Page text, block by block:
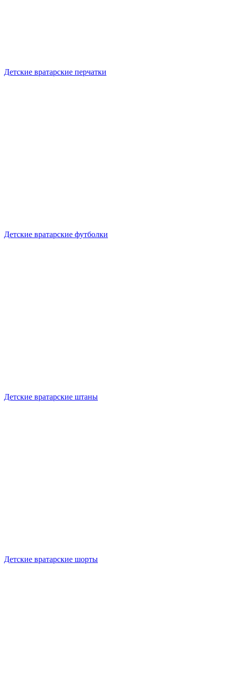
Детские вратарские перчатки
Детские вратарские футболки
Детские вратарские штаны
Детские вратарские шорты